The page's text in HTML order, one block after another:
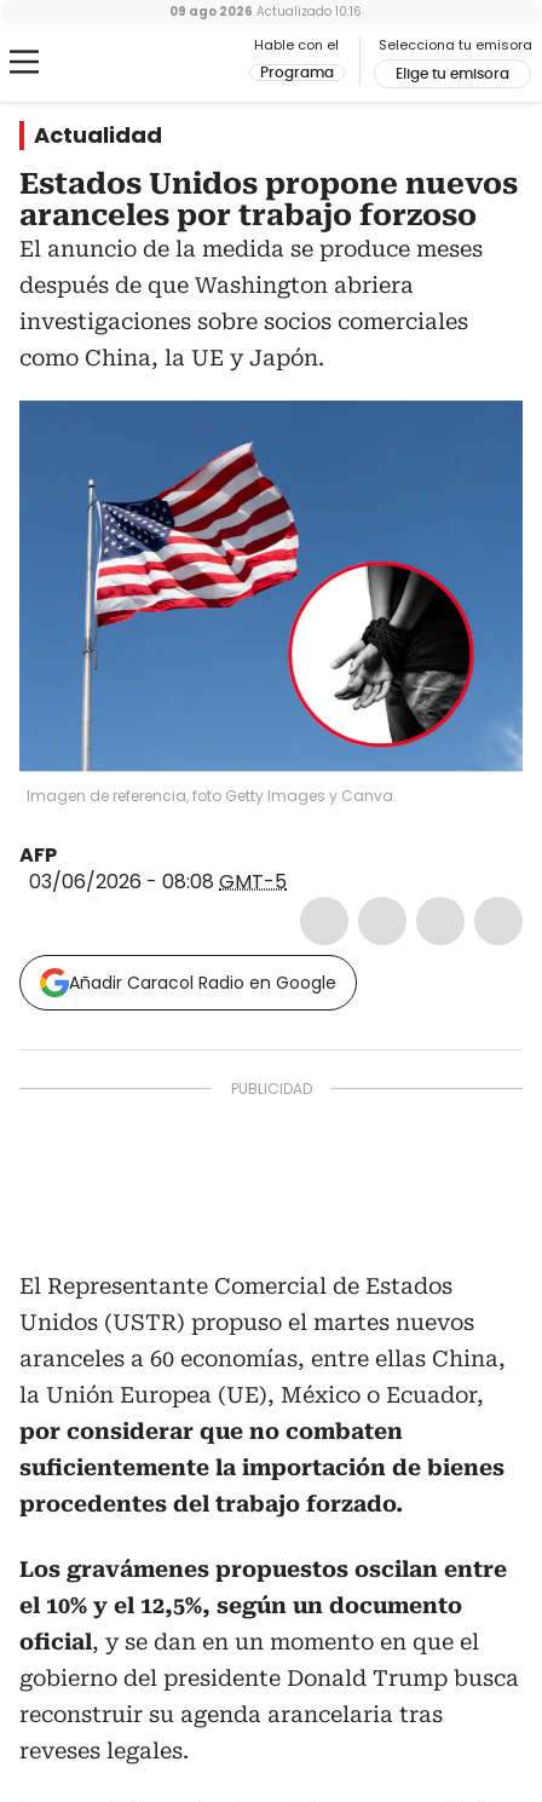
Hable con el
Programa
Selecciona tu emisora
Elige tu emisora
09 ago 2026 Actualizado 10:16
Actualidad
Estados Unidos propone nuevos
aranceles por trabajo forzoso
El anuncio de la medida se produce meses
después de que Washington abriera
investigaciones sobre socios comerciales
como China, la UE y Japón.
Imagen de referencia, foto Getty Images y Canva.
AFP
03/06/2026 - 08:08 GMT-5
Añadir Caracol Radio en Google
El Representante Comercial de Estados
Unidos (USTR) propuso el martes nuevos
aranceles a 60 economías, entre ellas China,
la Unión Europea (UE), México o Ecuador,
por considerar que no combaten
suficientemente la importación de bienes
procedentes del trabajo forzado.
Los gravámenes propuestos oscilan entre
el 10% y el 12,5%, según un documento
oficial, y se dan en un momento en que el
gobierno del presidente Donald Trump busca
reconstruir su agenda arancelaria tras
reveses legales.